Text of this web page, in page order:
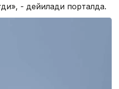
- дейилади порталда.